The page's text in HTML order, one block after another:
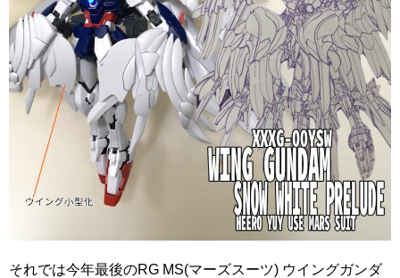
それでは今年最後のRG MS(マーズスーツ) ウイングガンダ